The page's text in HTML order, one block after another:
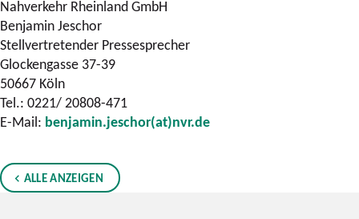
Nahverkehr Rheinland GmbH
Benjamin Jeschor
Stellvertretender Pressesprecher
Glockengasse 37-39
50667 Köln
Tel.: 0221/ 20808-471
E-Mail: benjamin.jeschor(at)nvr.de
ALLE ANZEIGEN